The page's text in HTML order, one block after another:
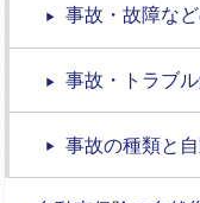
事故・故障な
事故・トラブ
事故の種類と